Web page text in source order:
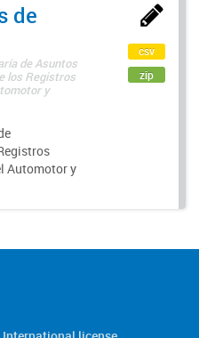
de
de Asuntos
los Registros
y
Automotor y
csv
zip